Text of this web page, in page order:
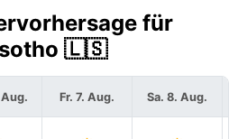
für
🇱🇸
Fr. 7. Aug. Sa. 8. Aug.